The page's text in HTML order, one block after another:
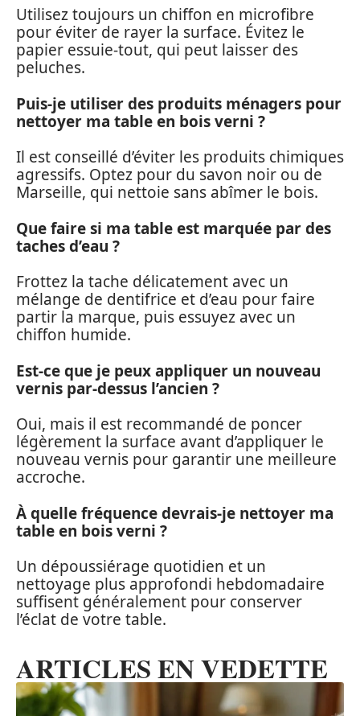
Utilisez toujours un chiffon en microfibre
pour éviter de rayer la surface. Évitez le
papier essuie-tout, qui peut laisser des
peluches.
Puis-je utiliser des produits ménagers pour
nettoyer ma table en bois verni ?
Il est conseillé d’éviter les produits chimiques
agressifs. Optez pour du savon noir ou de
Marseille, qui nettoie sans abîmer le bois.
Que faire si ma table est marquée par des
taches d’eau ?
Frottez la tache délicatement avec un
mélange de dentifrice et d’eau pour faire
partir la marque, puis essuyez avec un
chiffon humide.
Est-ce que je peux appliquer un nouveau
vernis par-dessus l’ancien ?
Oui, mais il est recommandé de poncer
légèrement la surface avant d’appliquer le
nouveau vernis pour garantir une meilleure
accroche.
À quelle fréquence devrais-je nettoyer ma
table en bois verni ?
Un dépoussiérage quotidien et un
nettoyage plus approfondi hebdomadaire
suffisent généralement pour conserver
l’éclat de votre table.
ARTICLES EN VEDETTE